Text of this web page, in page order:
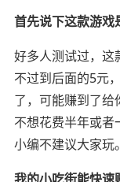
首先说下这款游戏
好多人测试过，这
不过到后面的5元
了，可能赚到了给
不想花费半年或者
小编不建议大家玩。